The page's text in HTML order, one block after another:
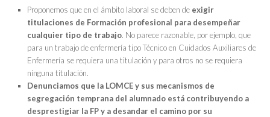
Proponemos que en el ámbito laboral se deben de exigir
titulaciones de Formación profesional para desempeñar
cualquier tipo de trabajo. No parece razonable, por ejemplo, que
para un trabajo de enfermería tipo Técnico en Cuidados Auxiliares de
Enfermería se requiera una titulación y para otros no se requiera
ninguna titulación.
Denunciamos que la LOMCE y sus mecanismos de
segregación temprana del alumnado está contribuyendo a
desprestigiar la FP y a desandar el camino por su